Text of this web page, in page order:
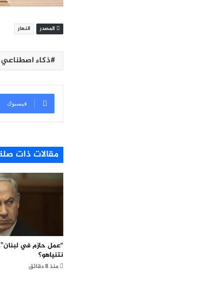
المصدر النهار
ذكاء اصطناعي
فيسبوك
مقالات ذات
“عمل حازم في
نتنياهو؟
منذ 8 دقائق